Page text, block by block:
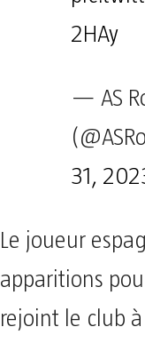
2HAy
— AS
31,
Le joueur
apparitions
rejoint le club